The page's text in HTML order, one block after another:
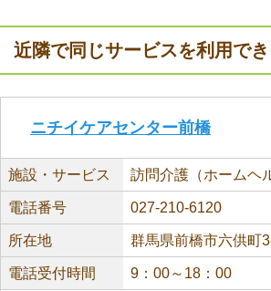
近隣で同じサービスを利用で
ニチイケアセンター前橋
施設・サービス 訪問介護（ホームヘ
電話番号 027-210-6120
所在地 群馬県前橋市六供町
電話受付時間 9：00～18：00